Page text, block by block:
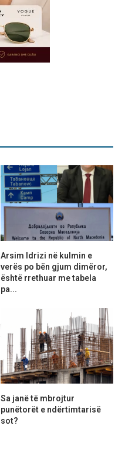
Arsim Idrizi në kulmin e
verës po bën gjum dimëror,
është rrethuar me tabela
pa...
Sa janë të mbrojtur
punëtorët e ndërtimtarisë
sot?